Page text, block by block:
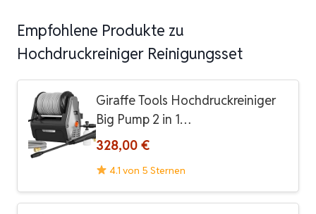
Empfohlene Produkte zu
Hochdruckreiniger Reinigungsset
Giraffe Tools Hochdruckreiniger
Big Pump 2 in 1…
328,00 €
4.1 von 5 Sternen